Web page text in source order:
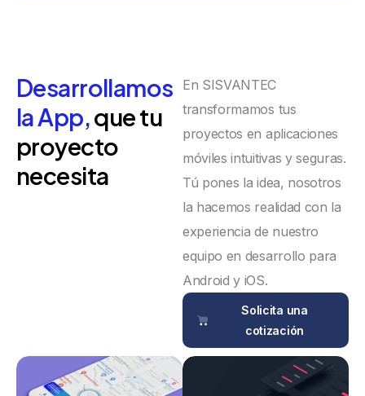
Desarrollamos
la App,que tu
proyecto
necesita
En SISVANTEC
transformamos tus
proyectos en aplicaciones
móviles intuitivas y seguras.
Tú pones la idea, nosotros
la hacemos realidad con la
experiencia de nuestro
equipo en desarrollo para
Android y iOS.
Solicita una
cotización